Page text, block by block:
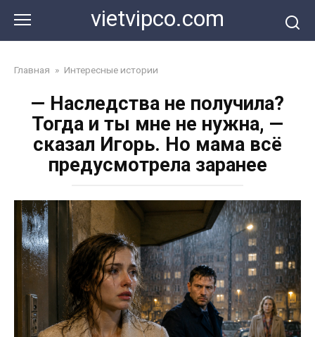
контенту
vietvipco.com
Главная » Интересные истории
— Наследства не получила?
Тогда и ты мне не нужна, —
сказал Игорь. Но мама всё
предусмотрела заранее